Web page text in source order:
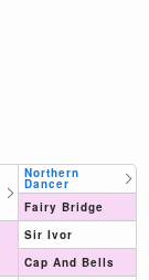
Northern
Dancer
Fairy Bridge
Sir Ivor
Cap And Bells